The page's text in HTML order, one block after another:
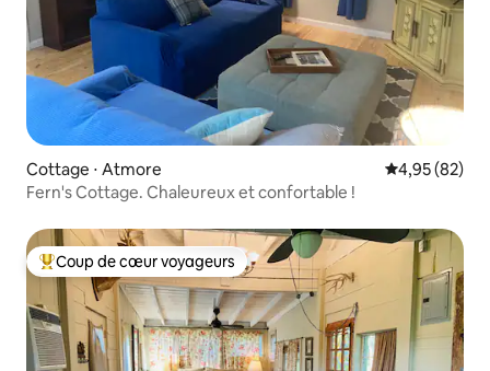
Cottage ⋅ Atmore Évaluation
4,95 (82)
Fern's Cottage. Chaleureux et confortable !
Coups de cœur voyageurs les plus appréciés
Coup de cœur voyageurs